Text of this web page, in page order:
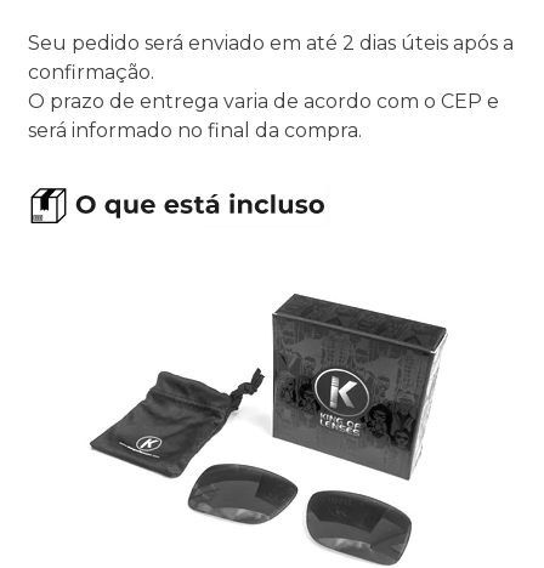
Seu pedido será enviado em até 2 dias úteis após a
confirmação.
O prazo de entrega varia de acordo com o CEP e
será informado no final da compra.